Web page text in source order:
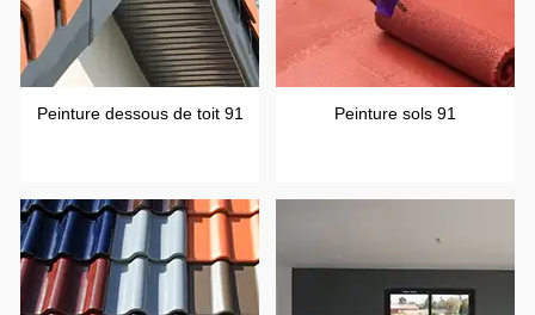
Peinture dessous de toit 91 Peinture sols 91